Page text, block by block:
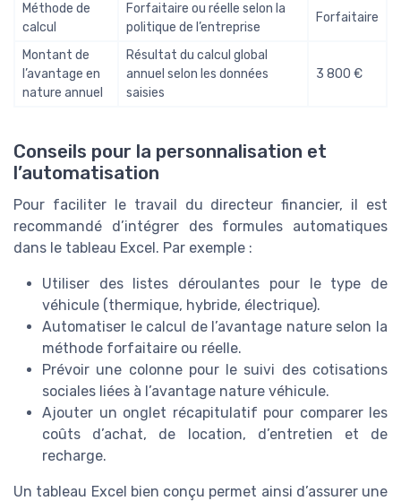
Méthode de
calcul
Forfaitaire ou réelle selon la
politique de l’entreprise
Forfaitaire
Montant de
l’avantage en
nature annuel
Résultat du calcul global
annuel selon les données
saisies
3 800 €
Conseils pour la personnalisation et
l’automatisation
Pour faciliter le travail du directeur financier, il est
recommandé d’intégrer des formules automatiques
dans le tableau Excel. Par exemple :
Utiliser des listes déroulantes pour le type de
véhicule (thermique, hybride, électrique).
Automatiser le calcul de l’avantage nature selon la
méthode forfaitaire ou réelle.
Prévoir une colonne pour le suivi des cotisations
sociales liées à l’avantage nature véhicule.
Ajouter un onglet récapitulatif pour comparer les
coûts d’achat, de location, d’entretien et de
recharge.
Un tableau Excel bien conçu permet ainsi d’assurer une